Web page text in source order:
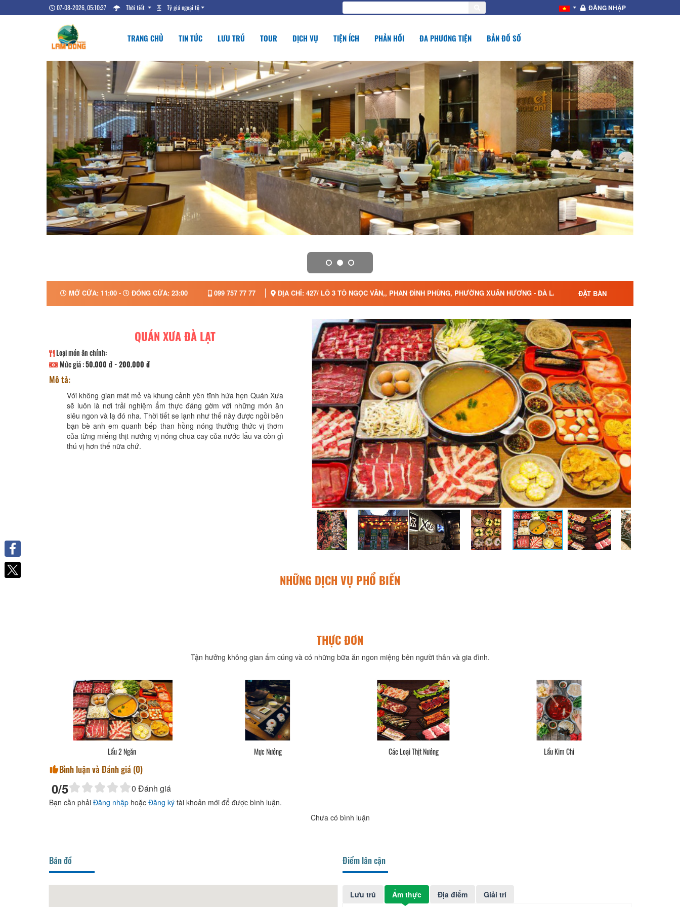
07-08-2026, 05:10:38 Thời tiết Tỷ giá ngoại tệ ĐĂNG NHẬP
TRANG CHỦ TIN TỨC LƯU TRÚ TOUR DỊCH VỤ TIỆN ÍCH PHẢN HỒI ĐA PHƯƠNG TIỆN BẢN ĐỒ SỐ
MỞ CỬA: 11:00 - ĐÓNG CỬA: 23:00 099 757 77 77 ĐỊA CHỈ: 427/ LÔ 3 TÔ NGỌC VÂN,, PHAN ĐÌNH PHÙNG, PHƯỜNG XUÂN HƯƠNG - ĐÀ LẠT, TỈNH LÂM ĐỒNG
ĐẶT BÀN
QUÁN XƯA ĐÀ LẠT
Loại món ăn chính:
Mức giá :50.000 đ - 200.000 đ
Mô tả:
Với không gian mát mẻ và khung cảnh yên tĩnh hứa hẹn Quán Xưa
sẽ luôn là nơi trải nghiệm ẩm thực đáng gờm với những món ăn
siêu ngon và lạ đó nha. Thời tiết se lạnh như thế này được ngồi bên
bạn bè anh em quanh bếp than hồng nóng thưởng thức vị thơm
của từng miếng thịt nướng vị nóng chua cay của nước lẩu va còn gì
thú vị hơn thế nữa chứ.
NHỮNG DỊCH VỤ PHỔ BIẾN
THỰC ĐƠN
Tận hưởng không gian ấm cúng và có những bữa ăn ngon miệng bên người thân và gia đình.
Bình luận và Đánh giá (0)
0/5 0 Đánh giá
Bạn cần phải Đăng nhập hoặc Đăng ký tài khoản mới để được bình luận.
Chưa có bình luận
Bản đồ Điểm lân cận
Lưu trú Ẩm thực Địa điểm Giải trí
Facebook